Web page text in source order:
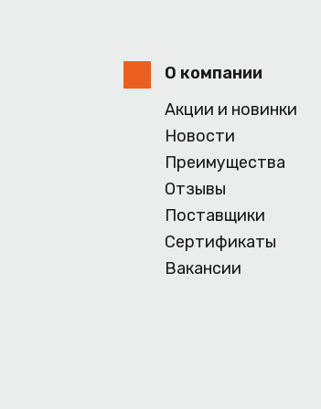
О компании
Акции и новинки
Новости
Преимущества
Отзывы
Поставщики
Сертификаты
Вакансии